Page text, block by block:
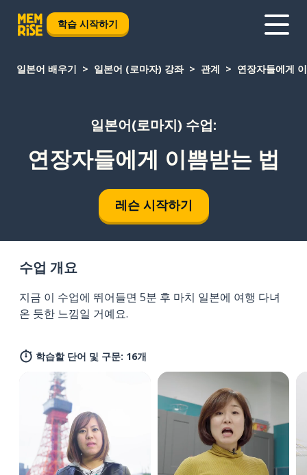
학습 시작하기
일본어 배우기 일본어 (로마자) 강좌 관계 연장자들에게
일본어(로마지) 수업:
연장자들에게 이쁨받는 법
레슨 시작하기
수업 개요
지금 이 수업에 뛰어들면 5분 후 마치 일본에 여행 다녀
온 듯한 느낌일 거예요.
학습할 단어 및 구문: 16개